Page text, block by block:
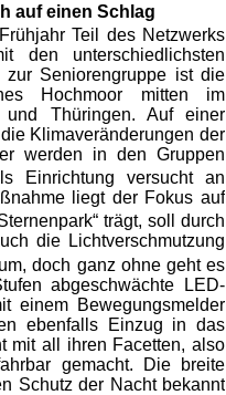
auf einen Schlag
Teil des Netzwerks
den unterschiedlichsten
Seniorengruppe ist die
Hochmoor mitten im
und Thüringen. Auf einer
Klimaveränderungen der
werden in den Gruppen
Einrichtung versucht an
liegt der Fokus auf
trägt, soll durch
die Lichtverschmutzung
doch ganz ohne geht es
abgeschwächte LED-
einem Bewegungsmelder
ebenfalls Einzug in das
mit all ihren Facetten, also
gemacht. Die breite
Schutz der Nacht bekannt